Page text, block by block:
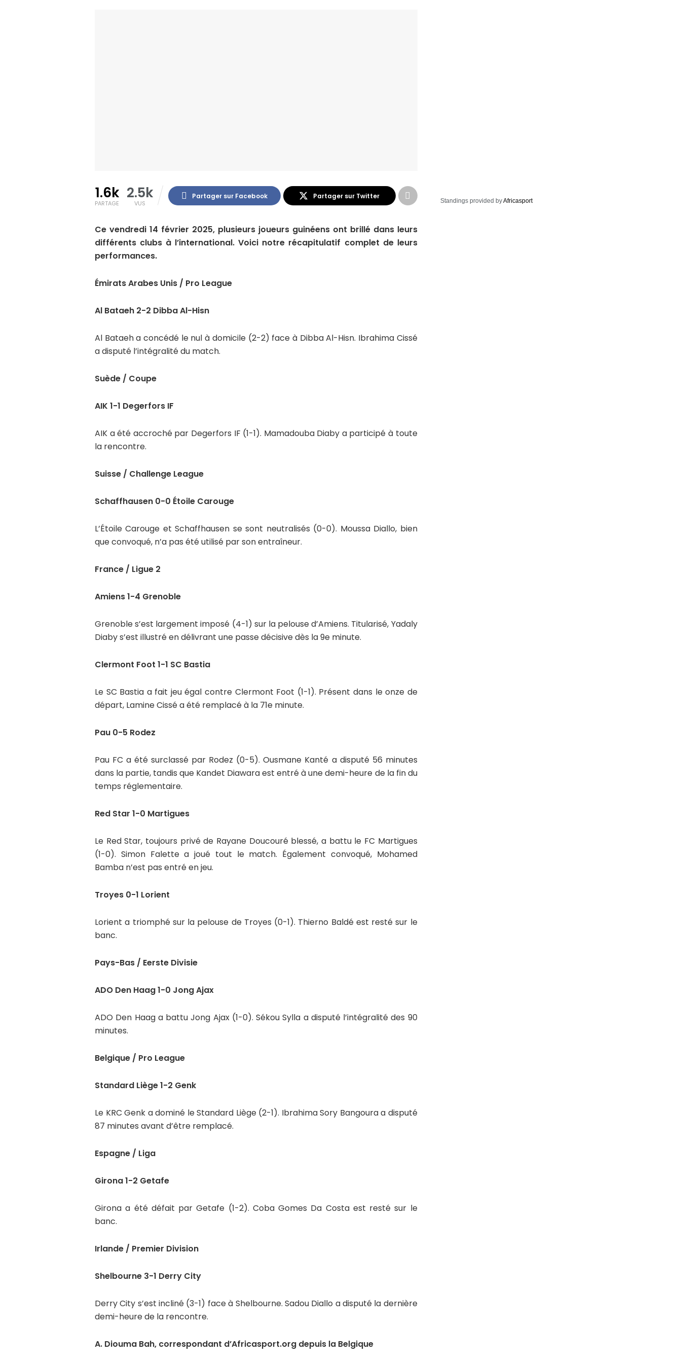
1.6k
PARTAGE
2.5k
VUS
Partager sur Facebook Partager sur Twitter
Ce vendredi 14 février 2025, plusieurs joueurs guinéens ont brillé dans leurs
différents clubs à l’international. Voici notre récapitulatif complet de leurs
performances.
Émirats Arabes Unis / Pro League
Al Bataeh 2-2 Dibba Al-Hisn
Al Bataeh a concédé le nul à domicile (2-2) face à Dibba Al-Hisn. Ibrahima Cissé
a disputé l’intégralité du match.
Suède / Coupe
AIK 1-1 Degerfors IF
AIK a été accroché par Degerfors IF (1-1). Mamadouba Diaby a participé à toute
la rencontre.
Suisse / Challenge League
Schaffhausen 0-0 Étoile Carouge
L’Étoile Carouge et Schaffhausen se sont neutralisés (0-0). Moussa Diallo, bien
que convoqué, n’a pas été utilisé par son entraîneur.
France / Ligue 2
Amiens 1-4 Grenoble
Grenoble s’est largement imposé (4-1) sur la pelouse d’Amiens. Titularisé, Yadaly
Diaby s’est illustré en délivrant une passe décisive dès la 9e minute.
Clermont Foot 1-1 SC Bastia
Le SC Bastia a fait jeu égal contre Clermont Foot (1-1). Présent dans le onze de
départ, Lamine Cissé a été remplacé à la 71e minute.
Pau 0-5 Rodez
Pau FC a été surclassé par Rodez (0-5). Ousmane Kanté a disputé 56 minutes
dans la partie, tandis que Kandet Diawara est entré à une demi-heure de la fin du
temps réglementaire.
Red Star 1-0 Martigues
Le Red Star, toujours privé de Rayane Doucouré blessé, a battu le FC Martigues
(1-0). Simon Falette a joué tout le match. Également convoqué, Mohamed
Bamba n’est pas entré en jeu.
Troyes 0-1 Lorient
Lorient a triomphé sur la pelouse de Troyes (0-1). Thierno Baldé est resté sur le
banc.
Pays-Bas / Eerste Divisie
ADO Den Haag 1-0 Jong Ajax
ADO Den Haag a battu Jong Ajax (1-0). Sékou Sylla a disputé l’intégralité des 90
minutes.
Belgique / Pro League
Standard Liège 1-2 Genk
Le KRC Genk a dominé le Standard Liège (2-1). Ibrahima Sory Bangoura a disputé
87 minutes avant d’être remplacé.
Espagne / Liga
Girona 1-2 Getafe
Girona a été défait par Getafe (1-2). Coba Gomes Da Costa est resté sur le
banc.
Irlande / Premier Division
Shelbourne 3-1 Derry City
Derry City s’est incliné (3-1) face à Shelbourne. Sadou Diallo a disputé la dernière
demi-heure de la rencontre.
A. Diouma Bah, correspondant d’Africasport.org depuis la Belgique
Standings provided byAfricasport